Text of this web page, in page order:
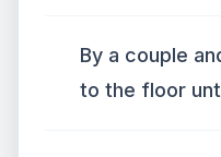
By a couple
to the floor